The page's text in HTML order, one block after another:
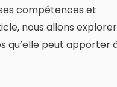
compétences et
nous allons explorer
qu’elle peut apporter